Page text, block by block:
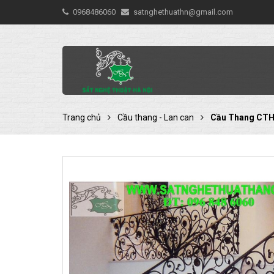
0968486060 satnghethuathn@gmail.com
Trang chủ Cầu thang - Lan can Cầu Thang